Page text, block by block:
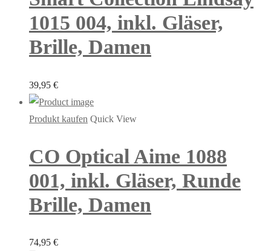
1015 004, inkl. Gläser,
Brille, Damen
39,95 €
Produkt kaufen Quick View
CO Optical Aime 1088
001, inkl. Gläser, Runde
Brille, Damen
74,95 €